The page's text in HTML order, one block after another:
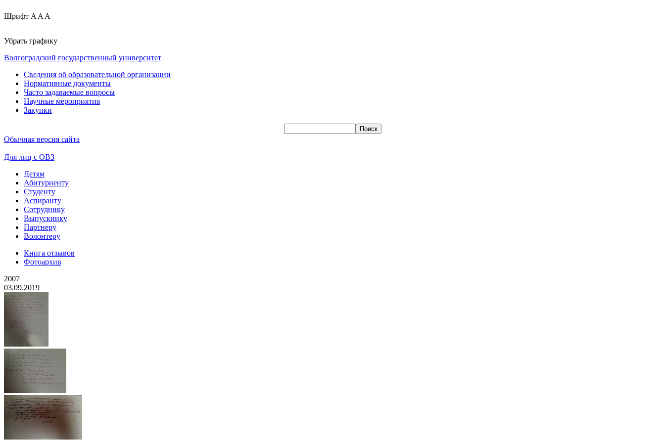
Шрифт A A A
Убрать графику
Волгоградский государственный университет
Сведения об образовательной организации
Нормативные документы
Часто задаваемые вопросы
Научные мероприятия
Закупки
Обычная версия сайта
Для лиц с ОВЗ
Детям
Абитуриенту
Студенту
Аспиранту
Сотруднику
Выпускнику
Партнеру
Волонтеру
Книга отзывов
Фотоархив
2007
03.09.2019